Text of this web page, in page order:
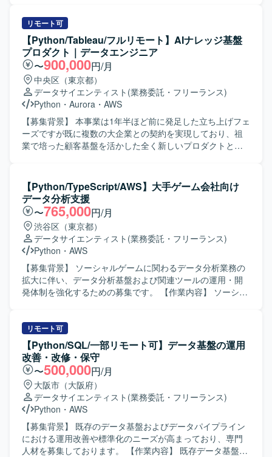
【ポジションの魅力】 ・フルリモート案件ですので、リラ
ックスした状態で勤務することができます。 ・複数名が参
画しており、参画中の技術者様からも稼働が安定していて
働きやすいとお話を伺っております。 【開発環境】 ・
BigQuery ・Docker ・dbt ・Composer ・GitHub
リモート可
【Python/Tableau/フルリモート】AIナレッジ基盤
プロダクト｜データエンジニア
〜900,000円/月
中央区（東京都）
データサイエンティスト (業務委託・フリーランス)
Python ・ Aurora ・ AWS
【募集背景】 本事業は1年半ほど前に発足した立ち上げフェ
ーズですが既に複数の大企業との契約を実現しており、祖
業で培った顧客基盤を活かした全く新しいプロダクトとし
フェーズを迎えているため、技術的知見をベースに開発プ
ロセス全体を俯瞰しプロジェクトを牽引できる人材を求め
ております。 【作業内容】 企業が保有する文章データをAI
で構造化し、独自のナレッジベースとして活用できるプロ
ダクトの開発に参画いただきます。定性データを感情や要
望を含めた分析可能な形に変換し、業界・企業特有の文脈
を理解した分析が可能となるような仕組みを構築していた
だきます。蓄積されたデータをもとにAIがディスカッショ
ンパートナーとして機能し、製品開発やマーケティング戦
略の意思決定を支援する機能の高度化にも関わっていただ
チーム・プロダクトチーム・ユーザー企業と連携しながら
仮説検証を繰り返し、分析基盤や可視化環境を構築してい
ただきます。 【求める人物像】 データ基盤およびBI領域に
おいて高い実践力を持ち、分析要件からデータモデルを設
計できる方を求めております。データ品質や保守性を考慮
した設計ができ、ユーザー価値を重視しながらデータを通
じて意思決定を支援できる方が望ましいです。エンドユー
ザー視点でダッシュボードを設計でき、変化を楽しみつつ
要件が固まっていない環境でも前向きに推進できるマイン
ドをお持ちの方を歓迎いたします。Biz、PdM、エンジニア
と協働しながらプロジェクトを進められる協調性も重視し
【Python/TypeScript/AWS】大手ゲーム会社向け
データ分析支援
〜765,000円/月
渋谷区（東京都）
データサイエンティスト (業務委託・フリーランス)
Python ・ AWS
【募集背景】 ソーシャルゲームに関わるデータ分析業務の
拡大に伴い、データ分析基盤および関連ツールの運用・開
発体制を強化するための募集です。 【作業内容】 ソーシャ
ツールの開発を行っていただきます。 また、データ分析に
関するお問い合わせ対応やトラブルシューティングなども
幅広くご対応いただきます。 【求める人物像】 データ分析
業務や周辺システムの運用・開発に主体的に取り組める方
を求めています。 関係者とコミュニケーションを取りなが
ら課題を整理し、自ら手を動かして改善を進めていける方
が望ましいです。 【ポジションの魅力】 ソーシャルゲーム
に関する多様なデータを扱いながら、分析基盤やツールの
運用・開発を通じてサービス改善に貢献できるポジション
です。 データ分析の上流から下流まで一貫して関わること
で、技術力とドメイン知識の双方を高めていただけます。
リモート可
【Python/SQL/一部リモート可】データ基盤の運用
改善・改修・保守
〜500,000円/月
大阪市（大阪府）
データサイエンティスト (業務委託・フリーランス)
Python ・ AWS
【募集背景】 既存のデータ基盤およびデータパイプライン
における運用改善や標準化のニーズが高まっており、専門
人材を募集しております。 【作業内容】 既存データ基盤・